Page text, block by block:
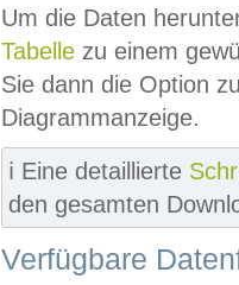
Um die Daten
Tabelle zu einem
Sie dann die Option
Diagrammanzeige.
ℹ️ Eine detaillierte
den gesamten
Verfügbare